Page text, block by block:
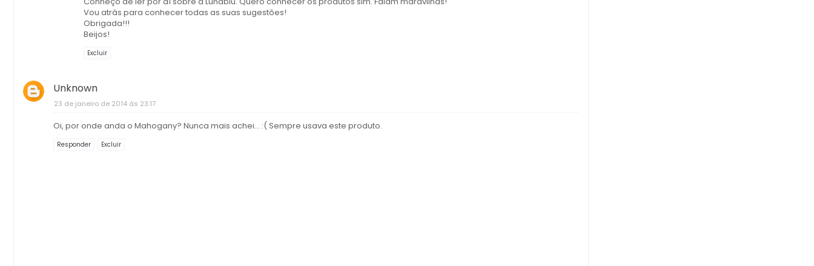
Vou atrás para conhecer todas as suas sugestões!
Obrigada!!!
Beijos!
Excluir
Unknown
23 de janeiro de 2014 às 23:17
Oi, por onde anda o Mahogany? Nunca mais achei... :( Sempre usava este produto.
Responder Excluir